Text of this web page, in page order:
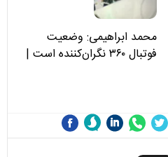
محمد ابراهیمی: وضعیت
فوتبال ۳۶۰ نگران‌کننده است |